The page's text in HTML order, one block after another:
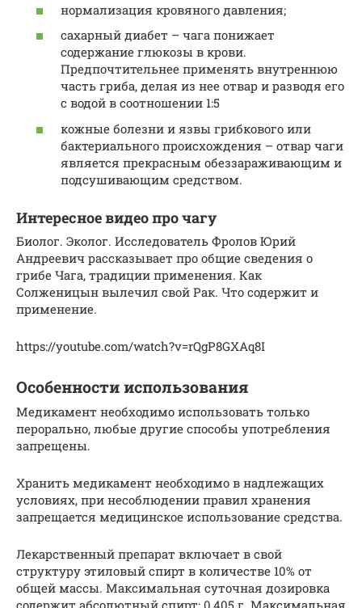
нормализация кровяного давления;
сахарный диабет – чага понижает
содержание глюкозы в крови.
Предпочтительнее применять внутреннюю
часть гриба, делая из нее отвар и разводя его
с водой в соотношении 1:5
кожные болезни и язвы грибкового или
бактериального происхождения – отвар чаги
является прекрасным обеззараживающим и
подсушивающим средством.
Интересное видео про чагу
Биолог. Эколог. Исследователь Фролов Юрий
Андреевич рассказывает про общие сведения о
грибе Чага, традиции применения. Как
Солженицын вылечил свой Рак. Что содержит и
применение.
https://youtube.com/watch?v=rQgP8GXAq8I
Особенности использования
Медикамент необходимо использовать только
перорально, любые другие способы употребления
запрещены.
Хранить медикамент необходимо в надлежащих
условиях, при несоблюдении правил хранения
запрещается медицинское использование средства.
Лекарственный препарат включает в свой
структуру этиловый спирт в количестве 10% от
общей массы. Максимальная суточная дозировка
содержит абсолютный спирт: 0,405 г. Максимальная